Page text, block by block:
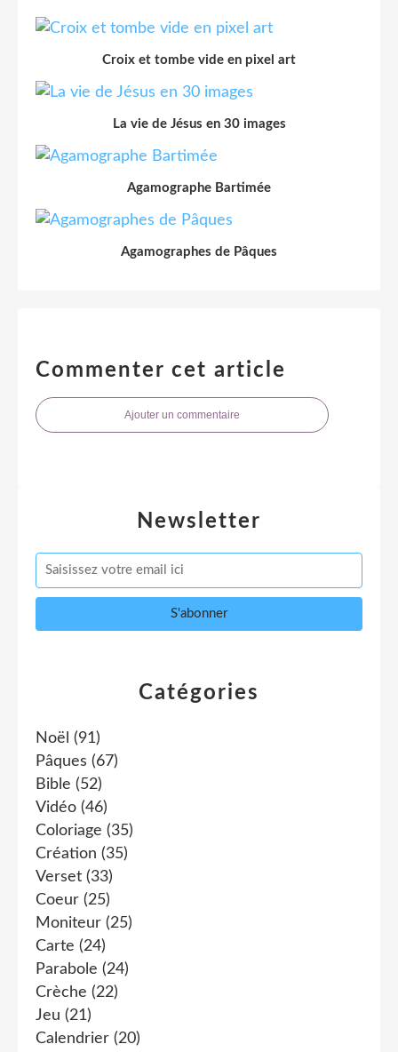
Croix et tombe vide en pixel art
La vie de Jésus en 30 images
Agamographe Bartimée
Agamographes de Pâques
Commenter cet article
Ajouter un commentaire
Newsletter
Catégories
Noël (91)
Pâques (67)
Bible (52)
Vidéo (46)
Coloriage (35)
Création (35)
Verset (33)
Coeur (25)
Moniteur (25)
Carte (24)
Parabole (24)
Crèche (22)
Jeu (21)
Calendrier (20)